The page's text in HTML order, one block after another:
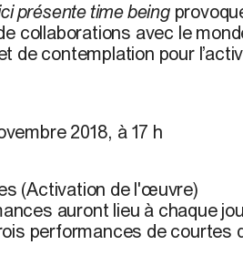
présente time being
collaborations avec le
de contemplation pour
2018, à 17 h
(Activation de l'œuvre)
auront lieu à chaque
performances de courtes